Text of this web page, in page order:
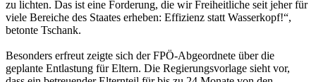
zu lichten. Das ist eine Forderung, die wir Freiheitliche seit jeher für
viele Bereiche des Staates erheben: Effizienz statt Wasserkopf!“,
betonte Tschank.
Besonders erfreut zeigte sich der FPÖ-Abgeordnete über die
geplante Entlastung für Eltern. Die Regierungsvorlage sieht vor,